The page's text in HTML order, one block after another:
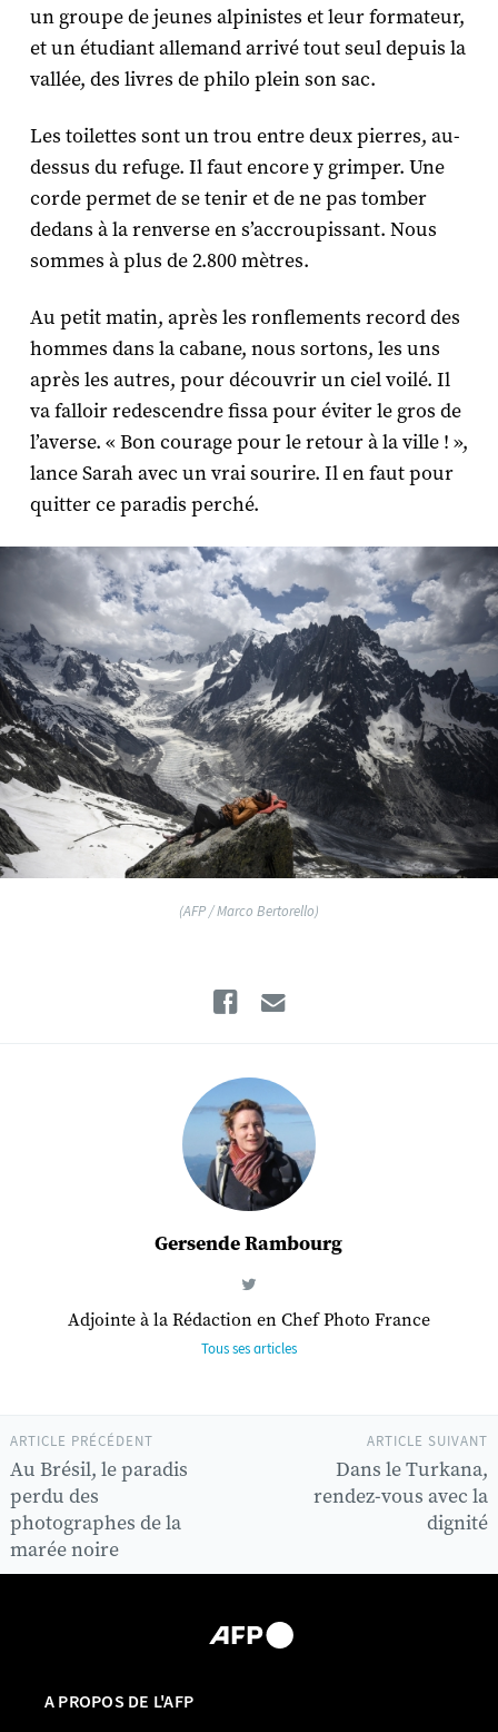
un groupe de jeunes alpinistes et leur formateur,
et un étudiant allemand arrivé tout seul depuis la
vallée, des livres de philo plein son sac.
Les toilettes sont un trou entre deux pierres, au-
dessus du refuge. Il faut encore y grimper. Une
corde permet de se tenir et de ne pas tomber
dedans à la renverse en s’accroupissant. Nous
sommes à plus de 2.800 mètres.
Au petit matin, après les ronflements record des
hommes dans la cabane, nous sortons, les uns
après les autres, pour découvrir un ciel voilé. Il
va falloir redescendre fissa pour éviter le gros de
l’averse. « Bon courage pour le retour à la ville ! »,
lance Sarah avec un vrai sourire. Il en faut pour
quitter ce paradis perché.
(AFP / Marco Bertorello)
Facebook
Gersende Rambourg
Adjointe à la Rédaction en Chef Photo France
Tous ses articles
ARTICLE SUIVANT
Dans le Turkana,
rendez-vous avec la
dignité
ARTICLE PRÉCÉDENT
Au Brésil, le paradis
perdu des
photographes de la
marée noire
A PROPOS DE L'AFP